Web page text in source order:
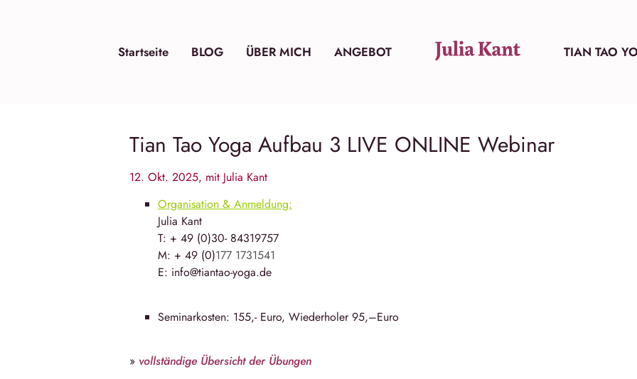
TIAN TAO
Startseite BLOG ÜBER MICH ANGEBOT
Tian Tao Yoga Aufbau 3 LIVE ONLINE Webinar
12. Okt. 2025, mit Julia Kant
Organisation & Anmeldung:
Julia Kant
T: + 49 (0)30- 84319757
M: + 49 (0)177 1731541
E: info@tiantao-yoga.de
Seminarkosten: 155,- Euro, Wiederholer 95,–Euro
» vollständige Übersicht der Übungen